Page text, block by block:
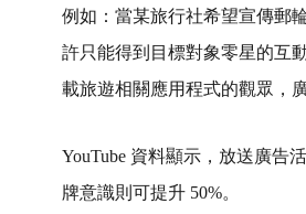
例如：當某旅行社希望宣傳郵
許只能得到目標對象零星的互
載旅遊相關應用程式的觀眾，
YouTube 資料顯示，放送廣告
牌意識則可提升 50%。